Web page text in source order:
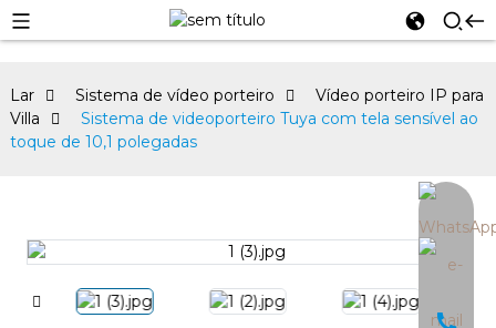
Lar Sistema de vídeo porteiro
Vídeo porteiro IP para
Villa
Sistema de videoporteiro Tuya com tela sensível ao
toque de 10,1 polegadas